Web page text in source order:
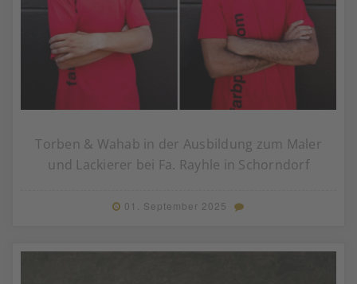
Torben & Wahab in der Ausbildung zum Maler
und Lackierer bei Fa. Rayhle in Schorndorf
01. September 2025